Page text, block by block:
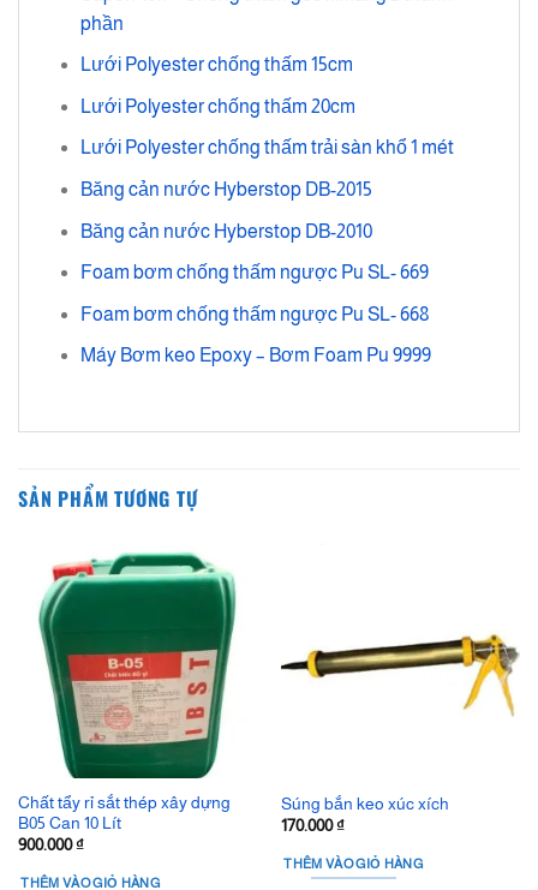
phần
Lưới Polyester chống thấm 15cm
Lưới Polyester chống thấm 20cm
Lưới Polyester chống thấm trải sàn khổ 1 mét
Băng cản nước Hyberstop DB-2015
Băng cản nước Hyberstop DB-2010
Foam bơm chống thấm ngược Pu SL- 669
Foam bơm chống thấm ngược Pu SL- 668
Máy Bơm keo Epoxy – Bơm Foam Pu 9999
SẢN PHẨM TƯƠNG TỰ
Chất tẩy rỉ sắt thép xây dựng
B05 Can 10 Lít
900.000₫
THÊM VÀO GIỎ HÀNG
Súng bắn keo xúc xích
170.000₫
THÊM VÀO GIỎ HÀNG